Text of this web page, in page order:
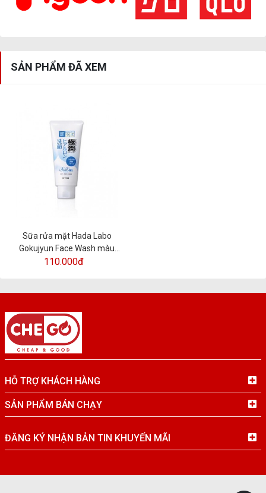
SẢN PHẨM ĐÃ XEM
Sữa rửa mặt Hada Labo
Gokujyun Face Wash màu
trắng
110.000đ
HỖ TRỢ KHÁCH HÀNG
SẢN PHẨM BÁN CHẠY
ĐĂNG KÝ NHẬN BẢN TIN KHUYẾN MÃI